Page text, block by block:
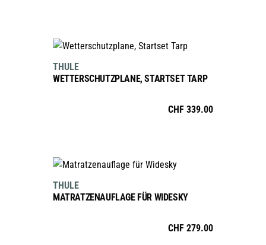
können
der
IN DEN WARENKORB
WETTERSCHUTZPLANE, STARTSET TARP
CHF 339.00
THULE
IN DEN WARENKORB
MATRATZENAUFLAGE FÜR WIDESKY
CHF 279.00
THULE